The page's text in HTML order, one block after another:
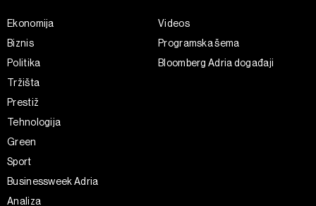
Ekonomija
Biznis
Politika
Tržišta
Prestiž
Tehnologija
Green
Sport
Businessweek Adria
Analiza
Videos
Programska šema
Bloomberg Adria događaji